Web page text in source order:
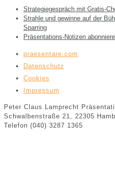
Strategiegespräch mit Gratis-
Strahle und gewinne auf der
Sparring
Präsentations-Notizen
praesentare.com
Datenschutz
Cookies
Impressum
Peter Claus Lamprecht
Schwalbenstraße 21, 22305
Telefon (040) 3287 1365